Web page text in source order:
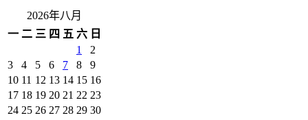
2026年八月
一 二 三 四 五 六 日
1
2
3
4 5 6 7 8
9
10 11 12 13 14 15 16
17 18 19 20 21 22 23
24 25 26 27 28 29 30